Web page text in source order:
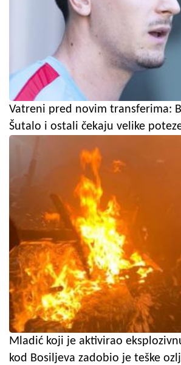
Vatreni pred novim transferima:
Šutalo i ostali čekaju velike
Mladić koji je aktivirao
kod Bosiljeva zadobio je teške